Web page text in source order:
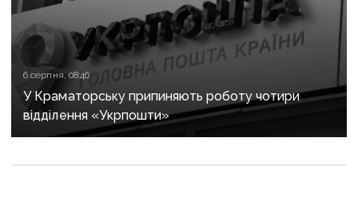
6 серпня, 08:46
У Краматорську припиняють роботу чотири
відділення «Укрпошти»